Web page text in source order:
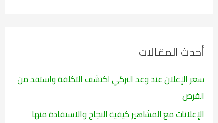
ث
ع
ن
أحدث المقالات
سعر الإعلان عند وعد التركي اكتشف التكلفة واستفد من
الفرص
الإعلانات مع المشاهير كيفية النجاح والاستفادة منها